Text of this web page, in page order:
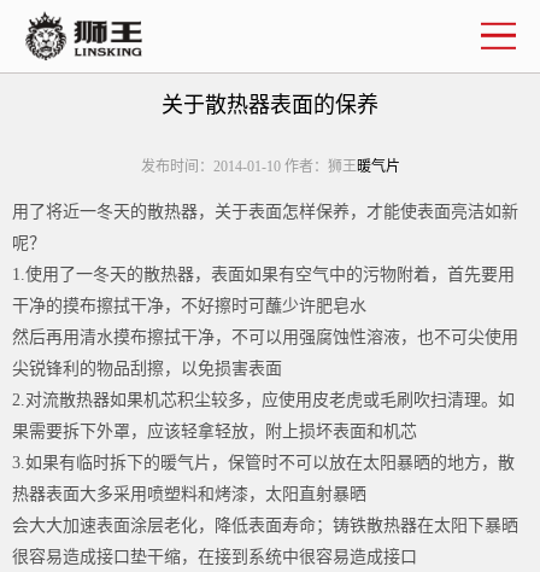
关于散热器表面的保养
发布时间：2014-01-10 作者：狮王暖气片
用了将近一冬天的散热器，关于表面怎样保养，才能使表面亮洁如新
呢？
1.使用了一冬天的散热器，表面如果有空气中的污物附着，首先要用
干净的摸布擦拭干净，不好擦时可蘸少许肥皂水
然后再用清水摸布擦拭干净，不可以用强腐蚀性溶液，也不可尖使用
尖锐锋利的物品刮擦，以免损害表面
2.对流散热器如果机芯积尘较多，应使用皮老虎或毛刷吹扫清理。如
果需要拆下外罩，应该轻拿轻放，附上损坏表面和机芯
3.如果有临时拆下的暖气片，保管时不可以放在太阳暴晒的地方，散
热器表面大多采用喷塑料和烤漆，太阳直射暴晒
会大大加速表面涂层老化，降低表面寿命；铸铁散热器在太阳下暴晒
很容易造成接口垫干缩，在接到系统中很容易造成接口